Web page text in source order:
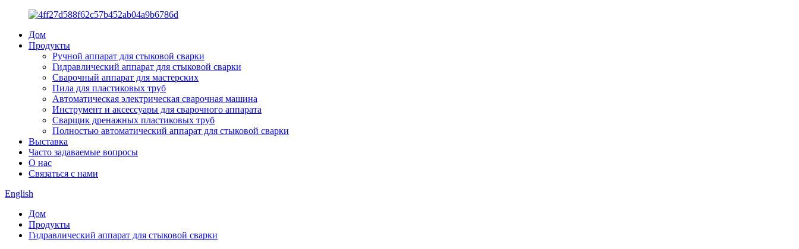
Дом
Продукты
Ручной аппарат для стыковой сварки
Гидравлический аппарат для стыковой сварки
Сварочный аппарат для мастерских
Пила для пластиковых труб
Автоматическая электрическая сварочная машина
Инструмент и аксессуары для сварочного аппарата
Сварщик дренажных пластиковых труб
Полностью автоматический аппарат для стыковой сварки
Выставка
Часто задаваемые вопросы
О нас
Связаться с нами
English
Дом
Продукты
Гидравлический аппарат для стыковой сварки